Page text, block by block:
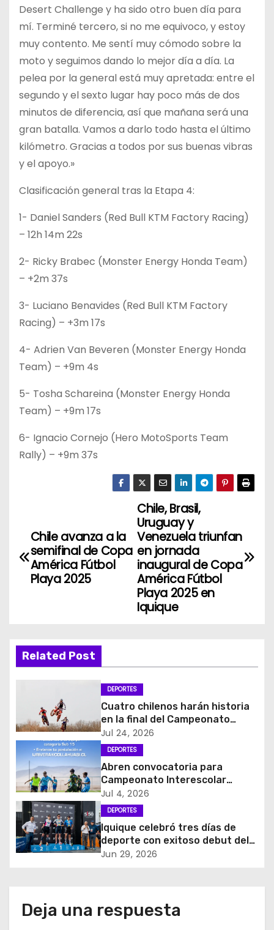
Desert Challenge y ha sido otro buen día para
mí. Terminé tercero, si no me equivoco, y estoy
muy contento. Me sentí muy cómodo sobre la
moto y seguimos dando lo mejor día a día. La
pelea por la general está muy apretada: entre el
segundo y el sexto lugar hay poco más de dos
minutos de diferencia, así que mañana será una
gran batalla. Vamos a darlo todo hasta el último
kilómetro. Gracias a todos por sus buenas vibras
y el apoyo.»
Clasificación general tras la Etapa 4:
1- Daniel Sanders (Red Bull KTM Factory Racing)
– 12h 14m 22s
2- Ricky Brabec (Monster Energy Honda Team)
– +2m 37s
3- Luciano Benavides (Red Bull KTM Factory
Racing) – +3m 17s
4- Adrien Van Beveren (Monster Energy Honda
Team) – +9m 4s
5- Tosha Schareina (Monster Energy Honda
Team) – +9m 17s
6- Ignacio Cornejo (Hero MotoSports Team
Rally) – +9m 37s
v
a
c
ó
n
d
e
e
n
r
Chile, Brasil,
Uruguay y
Venezuela triunfan
en jornada
inaugural de Copa
América Fútbol
Playa 2025 en
Iquique
Chile avanza a la
semifinal de Copa
América Fútbol
Playa 2025
Related Post
DEPORTES
Cuatro chilenos harán historia
en la final del Campeonato
Amateur de Motocross más
importante del mundo
Jul 24, 2026
DEPORTES
Abren convocatoria para
Campeonato Interescolar
Fútbol 11 “Copa Collahuasi
2026”
Jul 4, 2026
DEPORTES
Iquique celebró tres días de
deporte con exitoso debut del
5150 Iquique Triathlon
Jun 29, 2026
Deja una respuesta